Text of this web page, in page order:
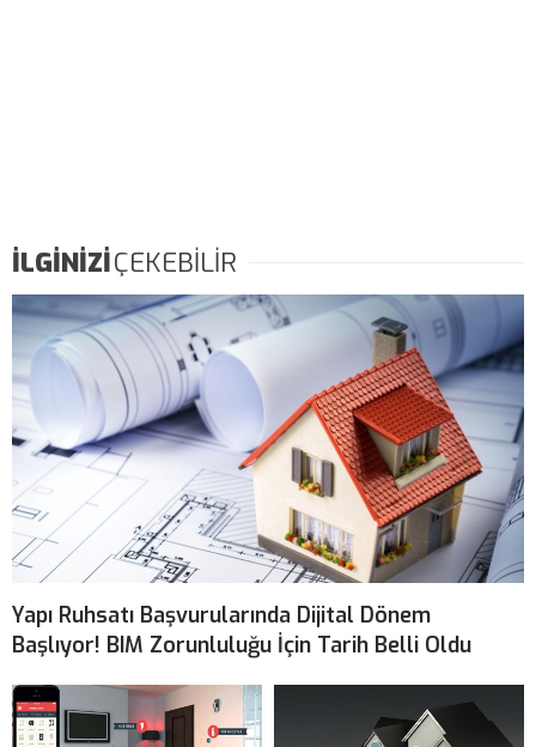
İLGİNİZİÇEKEBİLİR
Yapı Ruhsatı Başvurularında Dijital Dönem
Başlıyor! BIM Zorunluluğu İçin Tarih Belli Oldu